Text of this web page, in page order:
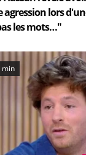
agression lors
les mots…"
min